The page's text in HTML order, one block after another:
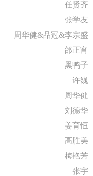
任贤齐
张学友
周华健&品冠&李宗盛
邰正宵
黑鸭子
许巍
周华健
刘德华
姜育恒
高胜美
梅艳芳
张宇